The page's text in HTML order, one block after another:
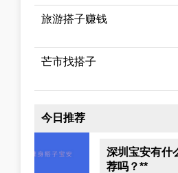
旅游搭子赚钱
芒市找搭子
今日推荐
深圳宝安有什
荐吗？**